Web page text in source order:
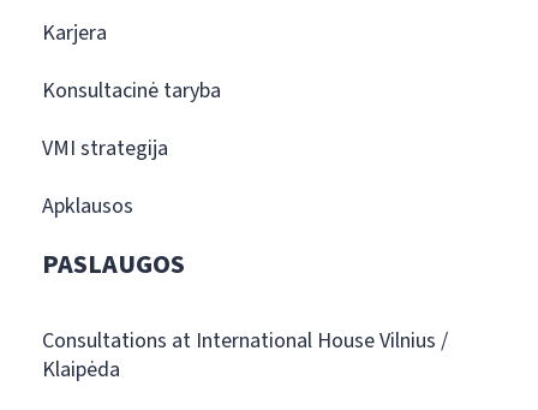
Karjera
Konsultacinė taryba
VMI strategija
Apklausos
PASLAUGOS
Consultations at International House Vilnius /
Klaipėda